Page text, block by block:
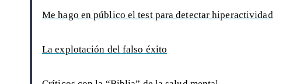
Me hago en público el test para detectar hiperactividad
La explotación del falso éxito